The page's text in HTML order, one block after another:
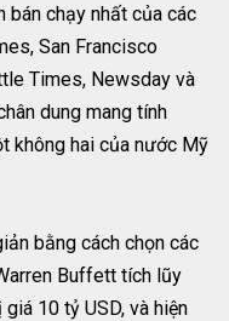
bán chạy nhất của các
San Francisco
Times, Newsday và
dung mang tính
không hai của nước Mỹ
bằng cách chọn các
Buffett tích lũy
10 tỷ USD, và hiện